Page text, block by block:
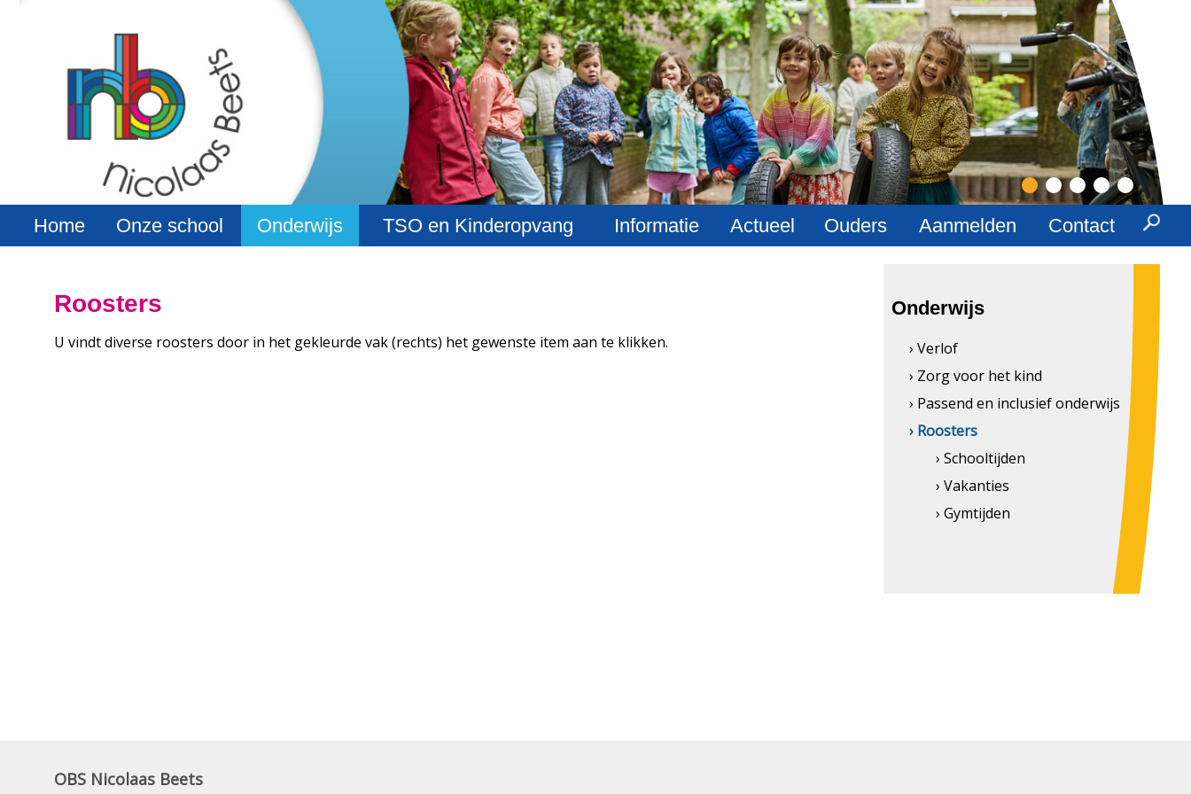
Carroussel
homepage 1
Home Onze school Onderwijs TSO en Kinderopvang Informatie Actueel Ouders Aanmelden Contact
Roosters
U vindt diverse roosters door in het gekleurde vak (rechts) het gewenste item aan te klikken.
Onderwijs
› Verlof
› Zorg voor het kind
› Passend en inclusief onderwijs
› Roosters
› Schooltijden
› Vakanties
› Gymtijden
OBS Nicolaas Beets